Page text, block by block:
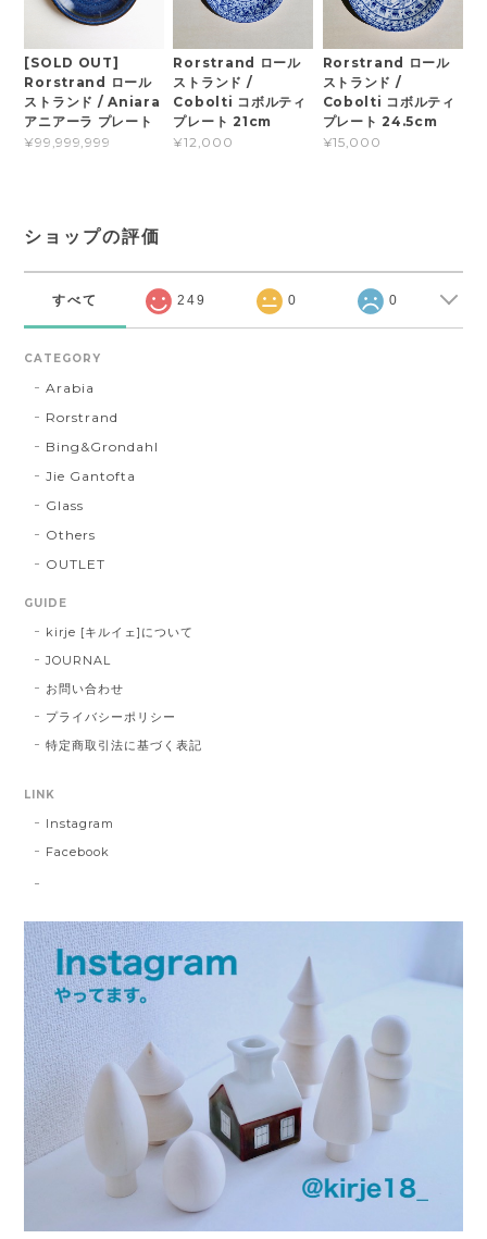
[SOLD OUT]
Rorstrand ロール
ストランド / Aniara
アニアーラ プレート
¥99,999,999
Rorstrand ロール
ストランド /
Cobolti コボルティ
プレート 21cm
¥12,000
Rorstrand ロール
ストランド /
Cobolti コボルティ
プレート 24.5cm
¥15,000
ショップの評価
すべて 249 0 0
CATEGORY
Arabia
Rorstrand
Bing&Grondahl
Jie Gantofta
Glass
Others
OUTLET
GUIDE
kirje [キルイェ]について
JOURNAL
お問い合わせ
プライバシーポリシー
特定商取引法に基づく表記
LINK
Instagram
Facebook